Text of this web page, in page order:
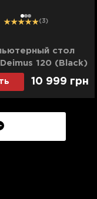
123 (3)
стол
120 (Black)
10 999 грн